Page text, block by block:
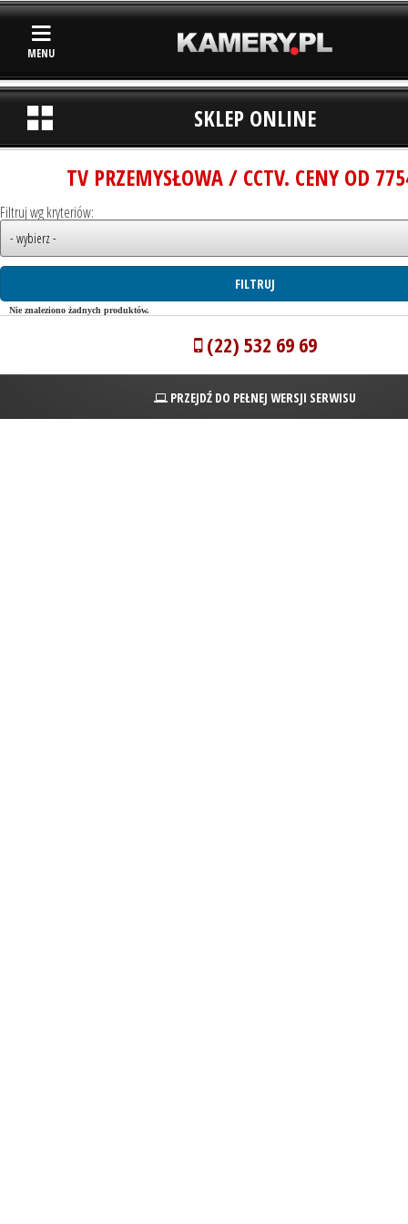
MENU
SKLEP ONLINE
TV PRZEMYSŁOWA / CCTV. CENY OD
Filtruj wg kryteriów:
Nie znaleziono żadnych produktów.
(22) 532 69 69
PRZEJDŹ DO PEŁNEJ WERSJI SERWISU